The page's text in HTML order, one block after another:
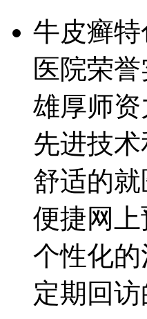
牛皮癣
医院荣
雄厚师资
先进技
舒适的
便捷网
个性化
定期回